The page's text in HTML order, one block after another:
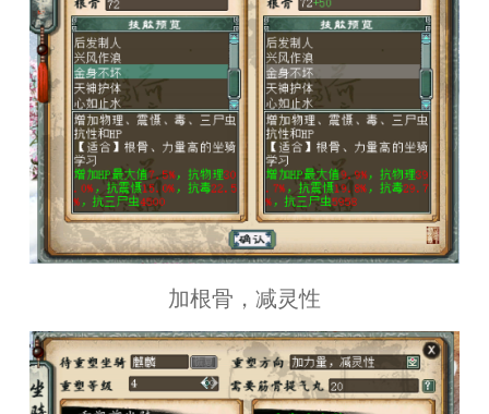
加根骨，减灵性